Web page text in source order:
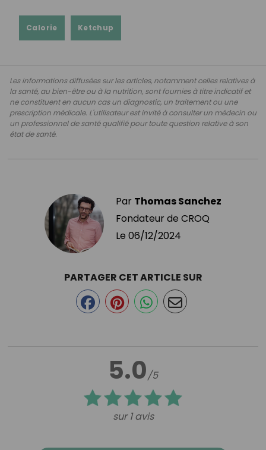
Calorie Ketchup
Les informations diffusées sur les articles, notamment celles relatives à
la santé, au bien-être ou à la nutrition, sont fournies à titre indicatif et
ne constituent en aucun cas un diagnostic, un traitement ou une
prescription médicale. L'utilisateur est invité à consulter un médecin ou
un professionnel de santé qualifié pour toute question relative à son
état de santé.
Par Thomas Sanchez
Fondateur de CROQ
Le 06/12/2024
5.0/5
sur 1 avis
PARTAGER CET ARTICLE SUR